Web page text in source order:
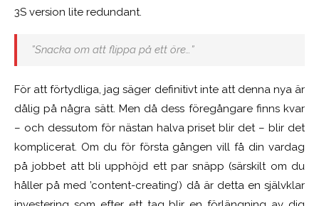
3S version lite redundant.
”Snacka om att flippa på ett öre…”
För att förtydliga, jag säger definitivt inte att denna nya är
dålig på några sätt. Men då dess föregångare finns kvar
– och dessutom för nästan halva priset blir det – blir det
komplicerat. Om du för första gången vill få din vardag
på jobbet att bli upphöjd ett par snäpp (särskilt om du
håller på med ’content-creating’) då är detta en självklar